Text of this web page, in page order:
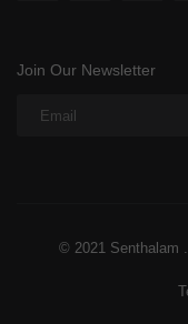
Join Our Newsletter
© 2021 Senthalam